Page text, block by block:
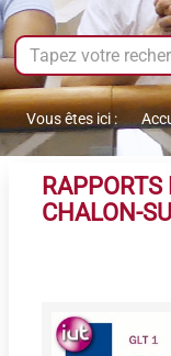
Vous êtes ici :
CHALON-